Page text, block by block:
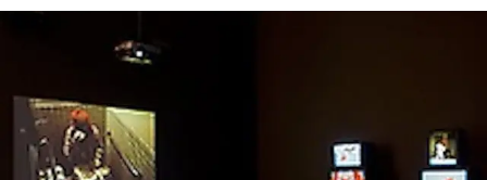
les capacités, et sans doute les désirs, de plusieurs.
Portrait d’un honnête homme impatient.